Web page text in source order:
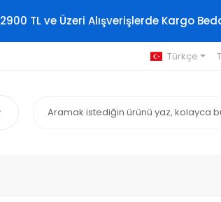
2900 TL ve Üzeri Alışverişlerde Kargo
Türkçe